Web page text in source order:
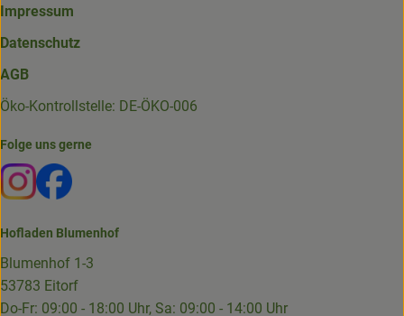
Impressum
Datenschutz
AGB
Öko-Kontrollstelle: DE-ÖKO-006
Folge uns gerne
Externer Link zu https://www.instagram.com/die.hofkiste/
Externer Link zu https://www.facebook.com/p/Die-
Hofladen Blumenhof
Blumenhof 1-3
53783 Eitorf
Do-Fr: 09:00 - 18:00 Uhr, Sa: 09:00 - 14:00 Uhr